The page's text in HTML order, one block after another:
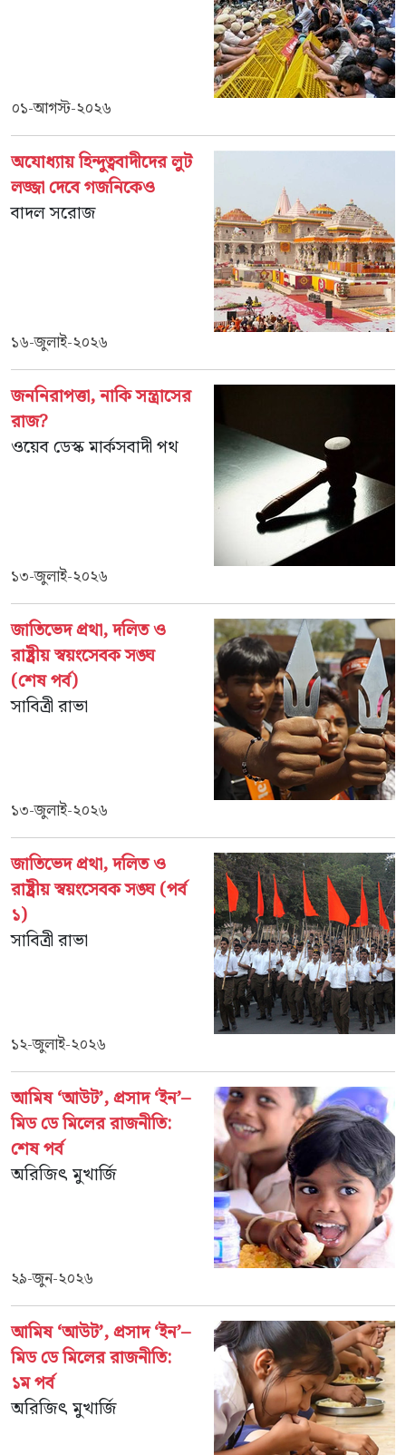
০১-আগস্ট-২০২৬
অযোধ্যায় হিন্দুত্ববাদীদের লুট
লজ্জা দেবে গজনিকেও
বাদল সরোজ
১৬-জুলাই-২০২৬
জননিরাপত্তা, নাকি সন্ত্রাসের
রাজ?
ওয়েব ডেস্ক মার্কসবাদী পথ
১৩-জুলাই-২০২৬
জাতিভেদ প্রথা, দলিত ও
রাষ্ট্রীয় স্বয়ংসেবক সঙ্ঘ
(শেষ পর্ব)
সাবিত্রী রাভা
১৩-জুলাই-২০২৬
জাতিভেদ প্রথা, দলিত ও
রাষ্ট্রীয় স্বয়ংসেবক সঙ্ঘ (পর্ব
১)
সাবিত্রী রাভা
১২-জুলাই-২০২৬
আমিষ ‘আউট’, প্রসাদ ‘ইন’–
মিড ডে মিলের রাজনীতি:
শেষ পর্ব
অরিজিৎ মুখার্জি
২৯-জুন-২০২৬
আমিষ ‘আউট’, প্রসাদ ‘ইন’–
মিড ডে মিলের রাজনীতি:
১ম পর্ব
অরিজিৎ মুখার্জি